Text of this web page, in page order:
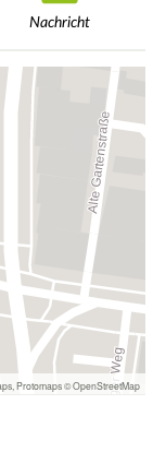
Nachricht
Protomaps©OpenStreetMap